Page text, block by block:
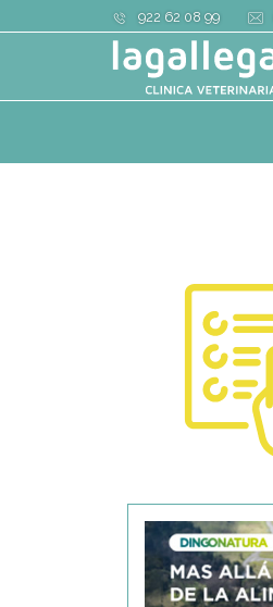
922 62 08 99